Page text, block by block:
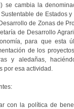
se cambia la
de Estados
de Zonas de
de Desarrollo
para que esta
de los
y aledañas,
por esa actividad.
con la política de